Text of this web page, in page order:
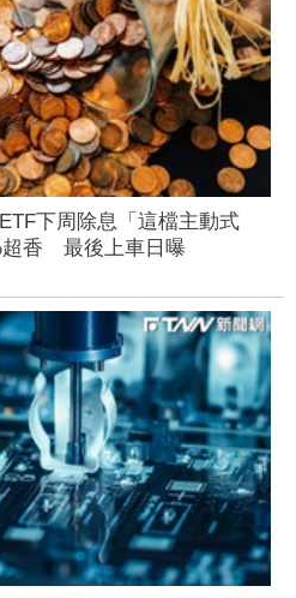
下周除息「這檔主動式
超香 最後上車日曝